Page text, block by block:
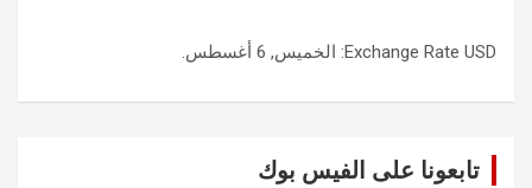
Exchange Rate USD : الخميس, 6 أغسطس.
تابعونا على الفيس بوك